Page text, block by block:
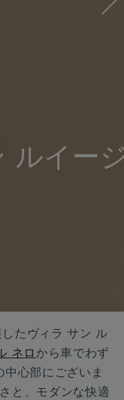
ルイー
たヴィラ サン ル
ネロ から車でわず
心部にございま
と、モダンな快適